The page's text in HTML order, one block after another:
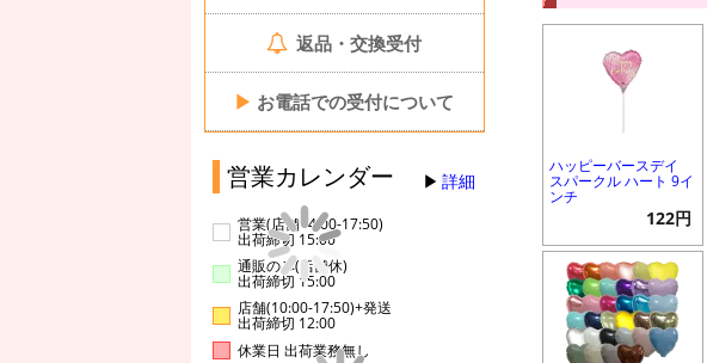
返品・交換受付
▶ お電話での受付について
営業カレンダー 詳細
営業(店舗14:00-17:50)
出荷締切 15:00
通販のみ(店舗休)
出荷締切 15:00
店舗(10:00-17:50)+発送
出荷締切 12:00
休業日 出荷業務無し
ハッピーバースデイ
スパークル ハート 9イ
ンチ
122円